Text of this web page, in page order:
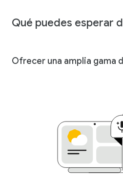
Qué puedes esperar
Ofrecer una amplia gama